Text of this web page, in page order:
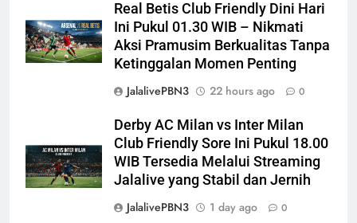
Real Betis Club Friendly Dini Hari
Ini Pukul 01.30 WIB – Nikmati
Aksi Pramusim Berkualitas Tanpa
Ketinggalan Momen Penting
JalalivePBN3
22 hours ago 0
Derby AC Milan vs Inter Milan
Club Friendly Sore Ini Pukul 18.00
WIB Tersedia Melalui Streaming
Jalalive yang Stabil dan Jernih
JalalivePBN3
1 day ago 0